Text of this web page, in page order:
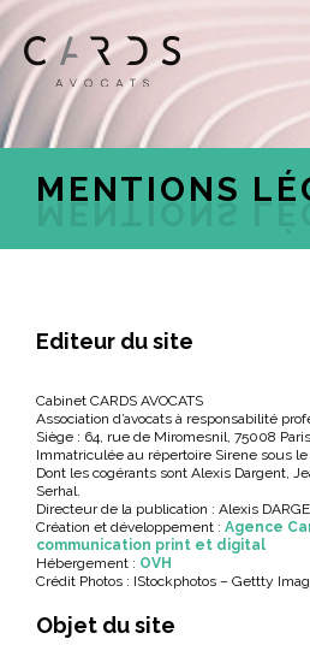
FR EN
MENTIONS
Editeur du site
Cabinet CARDS AVOCATS
Association d’avocats à responsabilité
Siège : 64, rue de Miromesnil, 75008
Immatriculée au répertoire Sirene sous
Dont les cogérants sont Alexis Dargent,
Serhal.
Directeur de la publication : Alexis
Création et développement : Agence
communication print et digital
Hébergement : OVH
Crédit Photos : IStockphotos – Gettty
Objet du site